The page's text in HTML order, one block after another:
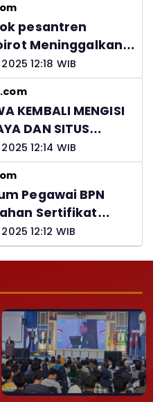
pesantren
Meninggalkan
Mantan
Bertanggung
12:18 WIB
KEMBALI MENGISI
DAN SITUS
12:14 WIB
Pegawai BPN
Sertifikat
12:12 WIB